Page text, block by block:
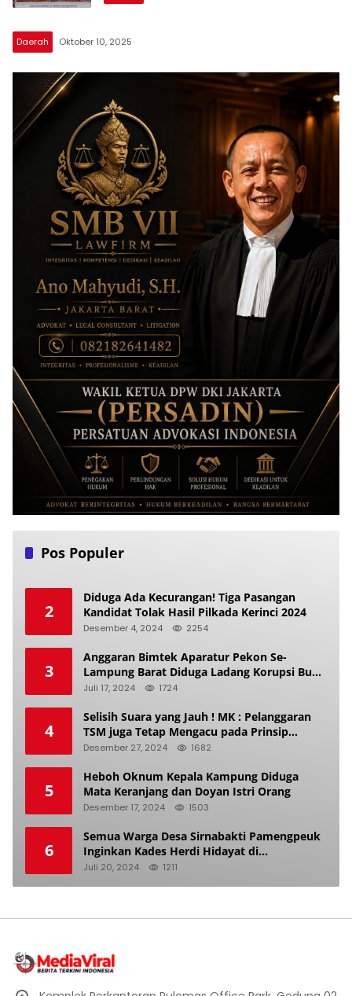
Daerah Oktober 10, 2025
Pos Populer
2
Diduga Ada Kecurangan! Tiga Pasangan
Kandidat Tolak Hasil Pilkada Kerinci 2024
Desember 4, 2024 2254
3
Anggaran Bimtek Aparatur Pekon Se-
Lampung Barat Diduga Ladang Korupsi Buat
Makan Anak Istri
Juli 17, 2024 1724
4
Selisih Suara yang Jauh ! MK : Pelanggaran
TSM juga Tetap Mengacu pada Prinsip
Keadilan Pemilu
Desember 27, 2024 1682
5
Heboh Oknum Kepala Kampung Diduga
Mata Keranjang dan Doyan Istri Orang
Desember 17, 2024 1503
6
Semua Warga Desa Sirnabakti Pamengpeuk
Inginkan Kades Herdi Hidayat di
Berhentikan Dari Jabatan nya
Juli 20, 2024 1211